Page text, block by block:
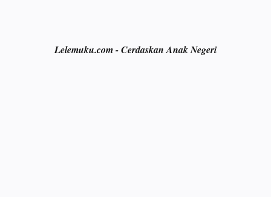
Lelemuku.com - Cerdaskan Anak Negeri